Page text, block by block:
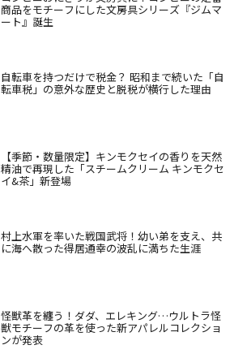
商品をモチーフにした文房具シリーズ『ジムマ
ート』誕生
自転車を持つだけで税金？ 昭和まで続いた「自
転車税」の意外な歴史と脱税が横行した理由
【季節・数量限定】キンモクセイの香りを天然
精油で再現した「スチームクリーム キンモクセ
イ&茶」新登場
村上水軍を率いた戦国武将！幼い弟を支え、共
に海へ散った得居通幸の波乱に満ちた生涯
怪獣革を纏う！ダダ、エレキング…ウルトラ怪
獣モチーフの革を使った新アパレルコレクショ
ンが発表